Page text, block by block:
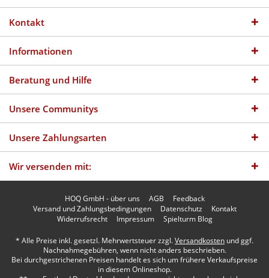
Kontakt
Informationen
Beratung und Hilfe
Unsere Communitys
Unsere Zahlungsarten
Wir versenden mit:
HOQ GmbH - über uns AGB
Feedback
Versand und Zahlungsbedingungen
Datenschutz
Kontakt
Widerrufsrecht
Impressum Spielturm Blog
* Alle Preise inkl. gesetzl. Mehrwertsteuer zzgl.Versandkosten und ggf.
Nachnahmegebühren, wenn nicht anders beschrieben.
Bei durchgestrichenen Preisen handelt es sich um frühere Verkaufspreise
in diesem Onlineshop.